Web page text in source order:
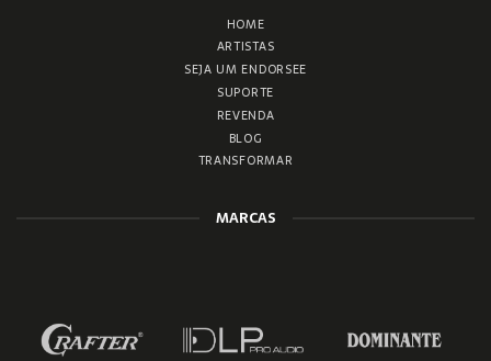
HOME
ARTISTAS
SEJA UM ENDORSEE
SUPORTE
REVENDA
BLOG
TRANSFORMAR
MARCAS